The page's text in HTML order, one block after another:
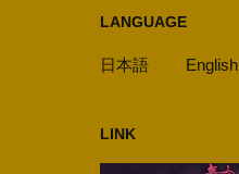
LANGUAGE
日本語 English
LINK